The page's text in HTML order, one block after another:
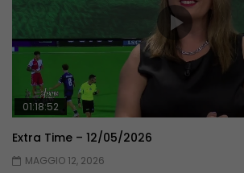
01:18:52
Extra Time – 12/05/2026
MAGGIO 12, 2026